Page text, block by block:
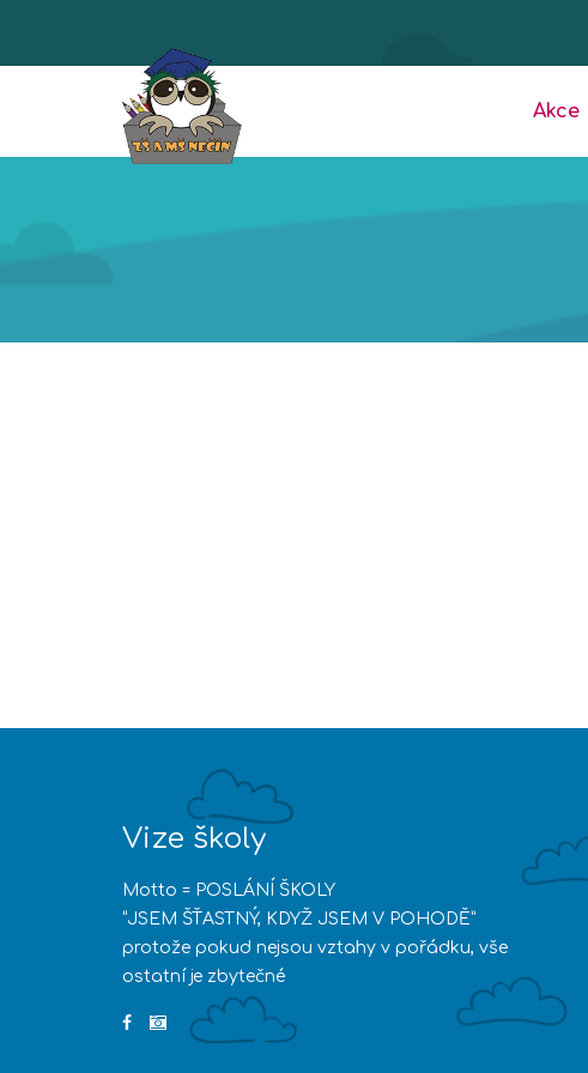
Akce
Vize školy
Motto = POSLÁNÍ ŠKOLY
“JSEM ŠŤASTNÝ, KDYŽ JSEM V POHODĚ”
protože pokud nejsou vztahy v pořádku, vše
ostatní je zbytečné